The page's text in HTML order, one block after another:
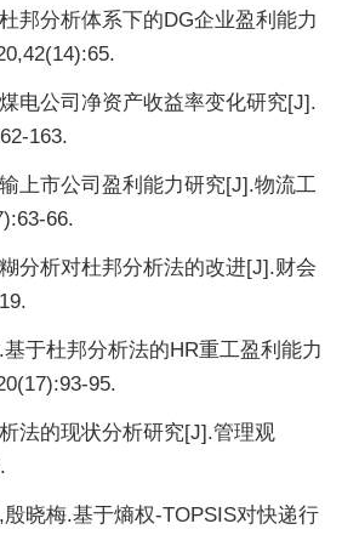
分析体系下的DG企业盈利能力
公司净资产收益率变化研究[J].
163.
市公司盈利能力研究[J].物流工
66.
析对杜邦分析法的改进[J].财会
杜邦分析法的HR重工盈利能力
95.
的现状分析研究[J].管理观
梅.基于熵权-TOPSIS对快递行